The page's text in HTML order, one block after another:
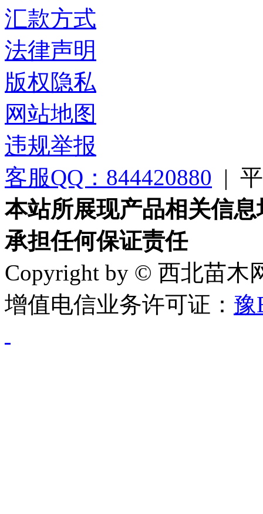
汇款方式
法律声明
版权隐私
网站地图
违规举报
客服QQ：844420880 |
本站所展现产品相关信
承担任何保证责任
Copyright by © 西北苗木
增值电信业务许可证： 豫